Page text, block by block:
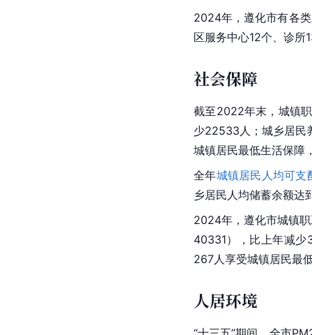
2024年，遵化市有各
区服务中心12个、诊所
社会保障
截至2022年末，城镇
少22533人；城乡居民
城镇居民最低生活保障
全年城镇居民人均可支
乡居民人均储蓄余额
2024年，遵化市城镇
40331），比上年减少
267人享受城镇居民最
人居环境